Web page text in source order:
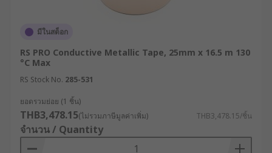
Metallic Tape จึงนิยมนำไปประยุกต์ใช้งานในหลาย
ภาคส่วนอุตสาหกรรม ได้แก่
อุตสาหกรรมอิเล็กทรอนิกส์และอุปกรณ์
คอมพิวเตอร์ : เทปทองแดงนิยมนำมาใช้อย่าง
แพร่หลายในการสร้างเกราะป้องกัน
คลื่นแม่เหล็กไฟฟ้า ซ่อมแซมลายวงจรนำไฟฟ้า
บนชุดประกอบอิเล็กทรอนิกส์ และจุดเชื่อมต่อลง
ระบบกราวนด์ในอุปกรณ์อิเล็กทรอนิกส์ที่เปราะ
บาง
มีในสต็อก
RS PRO Conductive Metallic Tape, 25mm x 16.5 m 130
°C Max
RS Stock No. 285-531
ยอดรวมย่อย (1 ชิ้น)
THB3,478.15(ไม่รวมภาษีมูลค่าเพิ่ม) THB3,478.15/ชิ้น
จำนวน / Quantity